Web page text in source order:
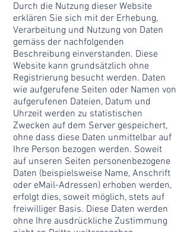
Durch die Nutzung dieser Website
erklären Sie sich mit der Erhebung,
Verarbeitung und Nutzung von Daten
gemäss der nachfolgenden
Beschreibung einverstanden. Diese
Website kann grundsätzlich ohne
Registrierung besucht werden. Daten
wie aufgerufene Seiten oder Namen von
aufgerufenen Dateien, Datum und
Uhrzeit werden zu statistischen
Zwecken auf dem Server gespeichert,
ohne dass diese Daten unmittelbar auf
Ihre Person bezogen werden. Soweit
auf unseren Seiten personenbezogene
Daten (beispielsweise Name, Anschrift
oder eMail-Adressen) erhoben werden,
erfolgt dies, soweit möglich, stets auf
freiwilliger Basis. Diese Daten werden
ohne Ihre ausdrückliche Zustimmung